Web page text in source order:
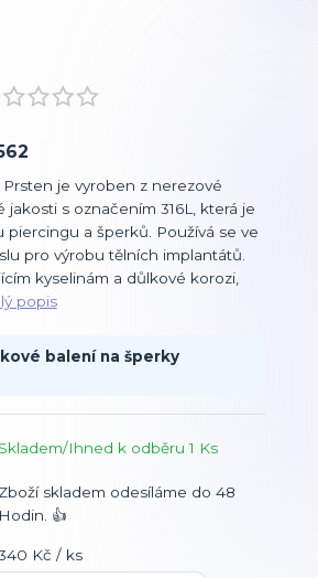
je vyroben z nerezové
s označením 316L, která je
piercingu a šperků. Používá se ve
pro výrobu tělních implantátů.
kyselinám a důlkové korozi,
popis
balení na šperky
Skladem/Ihned k odběru 1 Ks
Zboží skladem odesíláme do 48
Hodin. 👍
Kč / ks